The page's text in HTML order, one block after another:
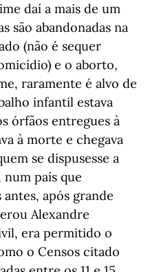
daí a mais de um
são abandonadas na
(não é sequer
e o aborto,
raramente é alvo de
infantil estava
órfãos entregues à
à morte e chegava
se dispusesse a
país que
antes, após grande
Alexandre
era permitido o
o Censos citado